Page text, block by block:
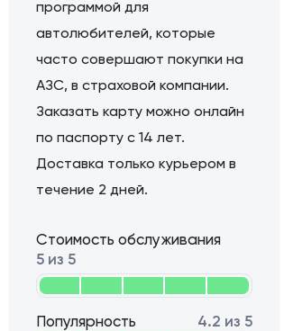
программой для
автолюбителей, которые
часто совершают покупки на
АЗС, в страховой компании.
Заказать карту можно онлайн
по паспорту с 14 лет.
Доставка только курьером в
течение 2 дней.
Стоимость обслуживания
5 из 5
Популярность 4.2 из 5